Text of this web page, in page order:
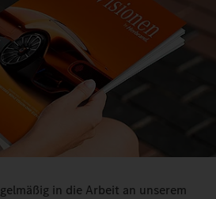
in die Arbeit an unserem